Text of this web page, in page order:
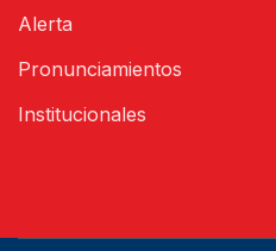
Alerta
Pronunciamientos
Institucionales